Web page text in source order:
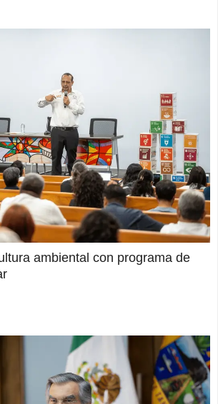
ambiental con programa de